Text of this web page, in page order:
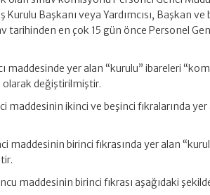
Başkanı veya Yardımcısı, Başkan ve
tarihinden en çok 15 gün önce Personel
maddesinde yer alan “kurulu” ibareleri
olarak değiştirilmiştir.
maddesinin ikinci ve beşinci fıkralarında yer
maddesinin birinci fıkrasında yer alan
maddesinin birinci fıkrası aşağıdaki